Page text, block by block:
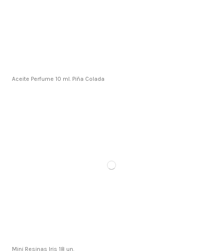
Aceite Perfume 10 ml. Piña Colada
Mini Resinas Iris 18 un.